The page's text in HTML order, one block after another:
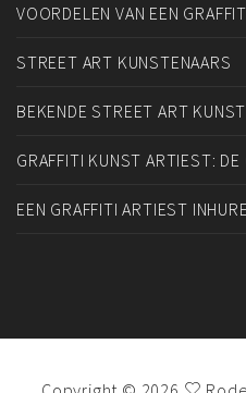
VOORDELEN VAN EEN
STREET ART KUNSTENAARS
BEKENDE STREET ART
GRAFFITI KUNST ARTIEST:
EEN GRAFFITI ARTIEST